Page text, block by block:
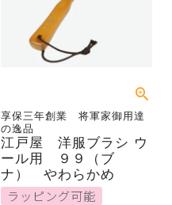
享保三年創業 将軍家御用達
の逸品
江戸屋 洋服ブラシ ウ
ール用 ９９（ブ
ナ） やわらかめ
ラッピング可能